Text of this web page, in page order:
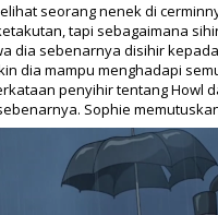
seorang nenek di
tapi sebagaimana
dia sebenarnya disihir
dia mampu menghadapi
penyihir tentang Howl
Sophie